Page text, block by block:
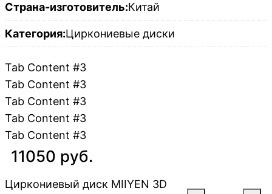
Страна-изготовитель:Китай
Категория:Циркониевые диски
Tab Content #3
Tab Content #3
Tab Content #3
Tab Content #3
Tab Content #3
11050 руб.
Циркониевый диск MIIYEN 3D